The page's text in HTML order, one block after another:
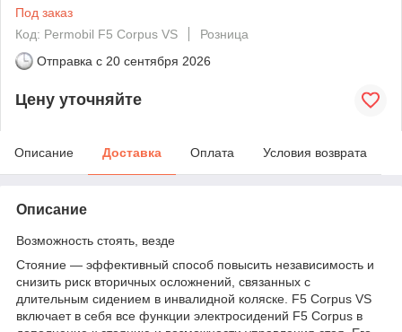
Под заказ
Код: Permobil F5 Corpus VS
Розница
Отправка с 20 сентября 2026
Цену уточняйте
Описание Доставка Оплата Условия возврата
Описание
Возможность стоять, везде
Стояние — эффективный способ повысить независимость и
снизить риск вторичных осложнений, связанных с
длительным сидением в инвалидной коляске. F5 Corpus VS
включает в себя все функции электросидений F5 Corpus в